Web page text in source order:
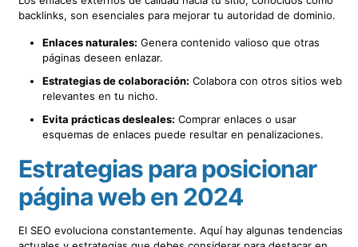
backlinks, son esenciales para mejorar tu autoridad de dominio.
Enlaces naturales: Genera contenido valioso que otras
páginas deseen enlazar.
Estrategias de colaboración: Colabora con otros sitios web
relevantes en tu nicho.
Evita prácticas desleales: Comprar enlaces o usar
esquemas de enlaces puede resultar en penalizaciones.
Estrategias para posicionar
página web en 2024
El SEO evoluciona constantemente. Aquí hay algunas tendencias